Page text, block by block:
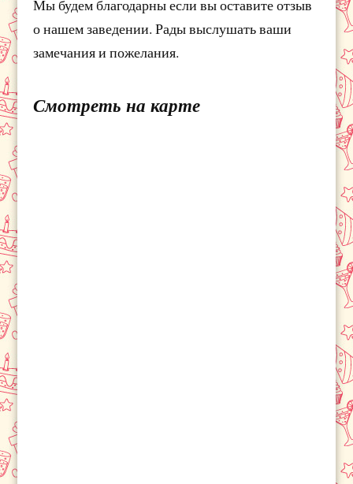
Мы будем благодарны если вы оставите отзыв
о нашем заведении. Рады выслушать ваши
замечания и пожелания.
Смотреть на карте